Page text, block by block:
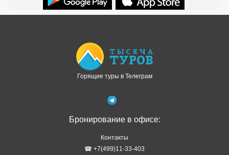
Горящие туры в Телеграм
Бронирование в офисе:
Контакты
☎ +7(499)11-33-403